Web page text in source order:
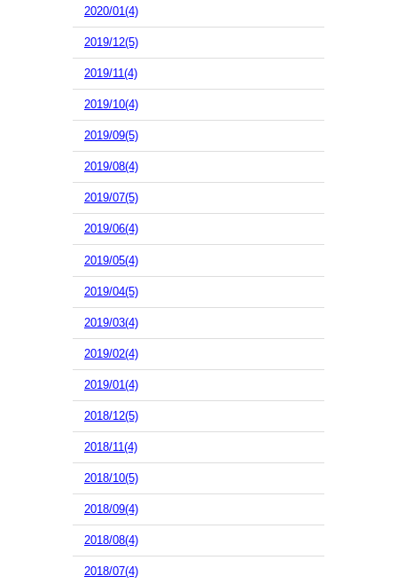
2020/01(4)
2019/12(5)
2019/11(4)
2019/10(4)
2019/09(5)
2019/08(4)
2019/07(5)
2019/06(4)
2019/05(4)
2019/04(5)
2019/03(4)
2019/02(4)
2019/01(4)
2018/12(5)
2018/11(4)
2018/10(5)
2018/09(4)
2018/08(4)
2018/07(4)